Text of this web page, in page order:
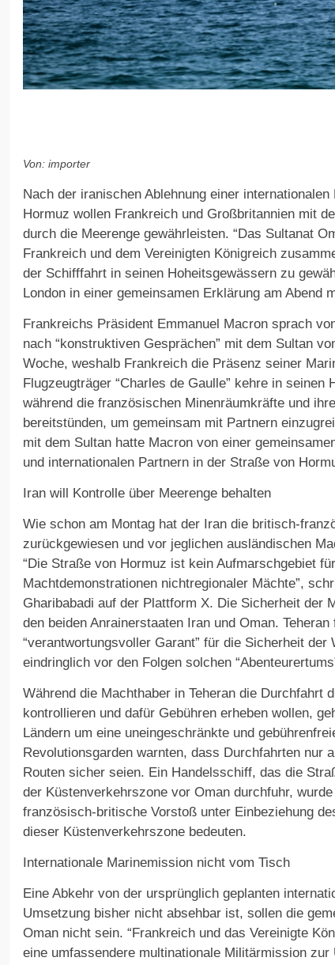
Von: importer
Nach der iranischen Ablehnung einer
Hormuz wollen Frankreich und Großbritannien mit
durch die Meerenge gewährleisten. “Das Sultanat
Frankreich und dem Vereinigten Königreich
der Schifffahrt in seinen Hoheitsgewässern zu
London in einer gemeinsamen Erklärung am Abend
Frankreichs Präsident Emmanuel Macron sprach
nach “konstruktiven Gesprächen” mit dem Sultan
Woche, weshalb Frankreich die Präsenz seiner
Flugzeugträger “Charles de Gaulle” kehre in seinen
während die französischen Minenräumkräfte und
bereitstünden, um gemeinsam mit Partnern
mit dem Sultan hatte Macron von einer
und internationalen Partnern in der Straße von
Iran will Kontrolle über Meerenge behalten
Wie schon am Montag hat der Iran die britisch-
zurückgewiesen und vor jeglichen ausländischen
“Die Straße von Hormuz ist kein Aufmarschgebiet
Machtdemonstrationen nichtregionaler Mächte”,
Gharibabadi auf der Plattform X. Die Sicherheit der
den beiden Anrainerstaaten Iran und Oman. Teheran
“verantwortungsvoller Garant” für die Sicherheit der
eindringlich vor den Folgen solchen
Während die Machthaber in Teheran die Durchfahrt
kontrollieren und dafür Gebühren erheben wollen,
Ländern um eine uneingeschränkte und
Revolutionsgarden warnten, dass Durchfahrten nur
Routen sicher seien. Ein Handelsschiff, das die
der Küstenverkehrszone vor Oman durchfuhr,
französisch-britische Vorstoß unter Einbeziehung
dieser Küstenverkehrszone bedeuten.
Internationale Marinemission nicht vom Tisch
Eine Abkehr von der ursprünglich geplanten
Umsetzung bisher nicht absehbar ist, sollen die
Oman nicht sein. “Frankreich und das Vereinigte
eine umfassendere multinationale Militärmission